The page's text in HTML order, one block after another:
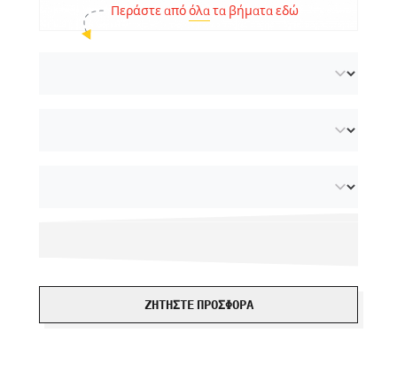
Περάστε απόόλατα βήματα εδώ
ΖΗΤΉΣΤΕ ΠΡΟΣΦΟΡΆ